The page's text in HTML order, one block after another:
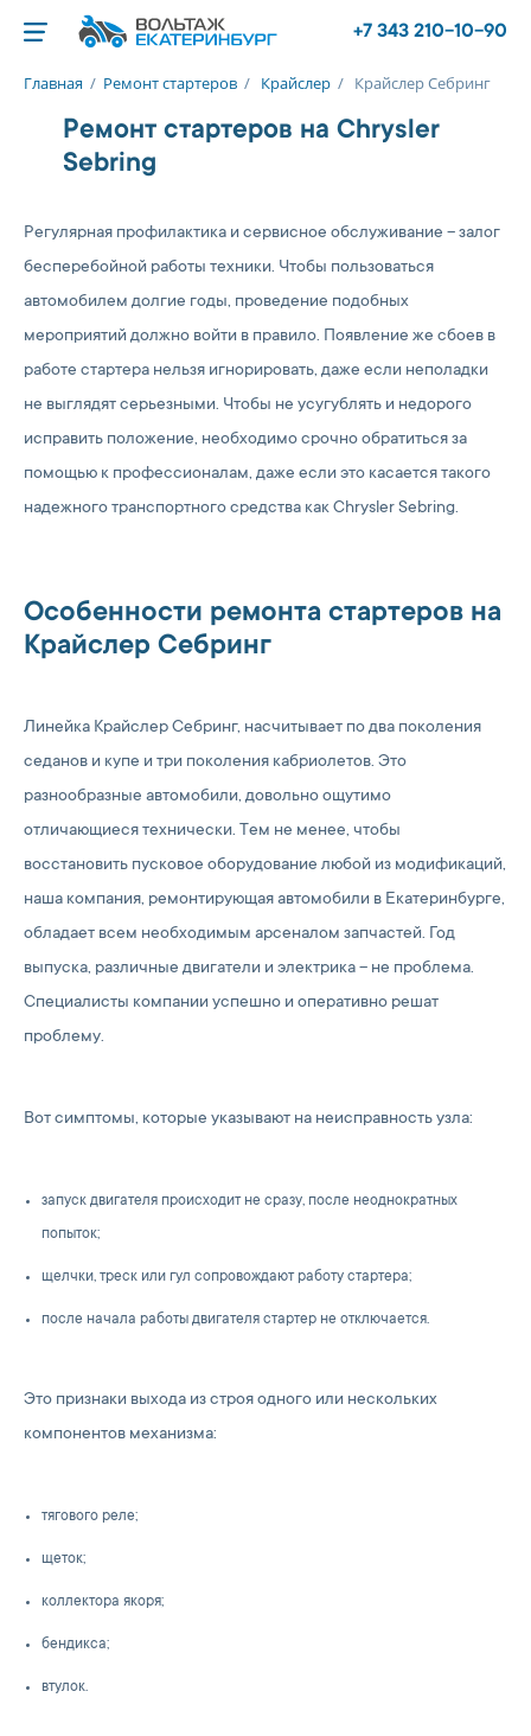
+7 343 210-10-90
Главная / Ремонт стартеров / Крайслер / Крайслер Себринг
Ремонт стартеров на Chrysler
Sebring
Регулярная профилактика и сервисное обслуживание – залог
бесперебойной работы техники. Чтобы пользоваться
автомобилем долгие годы, проведение подобных
мероприятий должно войти в правило. Появление же сбоев в
работе стартера нельзя игнорировать, даже если неполадки
не выглядят серьезными. Чтобы не усугублять и недорого
исправить положение, необходимо срочно обратиться за
помощью к профессионалам, даже если это касается такого
надежного транспортного средства как Chrysler Sebring.
Особенности ремонта стартеров на
Крайслер Себринг
Линейка Крайслер Себринг, насчитывает по два поколения
седанов и купе и три поколения кабриолетов. Это
разнообразные автомобили, довольно ощутимо
отличающиеся технически. Тем не менее, чтобы
восстановить пусковое оборудование любой из модификаций,
наша компания, ремонтирующая автомобили в Екатеринбурге,
обладает всем необходимым арсеналом запчастей. Год
выпуска, различные двигатели и электрика – не проблема.
Специалисты компании успешно и оперативно решат
проблему.
Вот симптомы, которые указывают на неисправность узла:
запуск двигателя происходит не сразу, после неоднократных
попыток;
щелчки, треск или гул сопровождают работу стартера;
после начала работы двигателя стартер не отключается.
Это признаки выхода из строя одного или нескольких
компонентов механизма:
тягового реле;
щеток;
коллектора якоря;
бендикса;
втулок.